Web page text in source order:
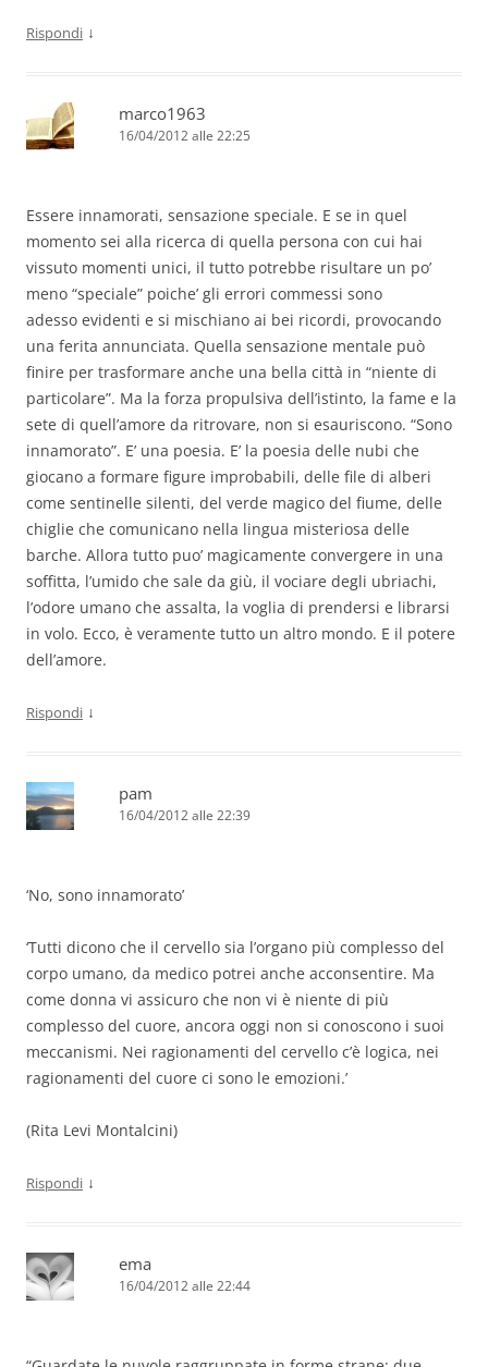
Rispondi ↓
marco1963
16/04/2012 alle 22:25
Essere innamorati, sensazione speciale. E se in quel
momento sei alla ricerca di quella persona con cui hai
vissuto momenti unici, il tutto potrebbe risultare un po’
meno “speciale” poiche’ gli errori commessi sono
adesso evidenti e si mischiano ai bei ricordi, provocando
una ferita annunciata. Quella sensazione mentale può
finire per trasformare anche una bella città in “niente di
particolare”. Ma la forza propulsiva dell’istinto, la fame e la
sete di quell’amore da ritrovare, non si esauriscono. “Sono
innamorato”. E’ una poesia. E’ la poesia delle nubi che
giocano a formare figure improbabili, delle file di alberi
come sentinelle silenti, del verde magico del fiume, delle
chiglie che comunicano nella lingua misteriosa delle
barche. Allora tutto puo’ magicamente convergere in una
soffitta, l’umido che sale da giù, il vociare degli ubriachi,
l’odore umano che assalta, la voglia di prendersi e librarsi
in volo. Ecco, è veramente tutto un altro mondo. E il potere
dell’amore.
Rispondi ↓
pam
16/04/2012 alle 22:39
‘No, sono innamorato’
‘Tutti dicono che il cervello sia l’organo più complesso del
corpo umano, da medico potrei anche acconsentire. Ma
come donna vi assicuro che non vi è niente di più
complesso del cuore, ancora oggi non si conoscono i suoi
meccanismi. Nei ragionamenti del cervello c’è logica, nei
ragionamenti del cuore ci sono le emozioni.’
(Rita Levi Montalcini)
Rispondi ↓
ema
16/04/2012 alle 22:44